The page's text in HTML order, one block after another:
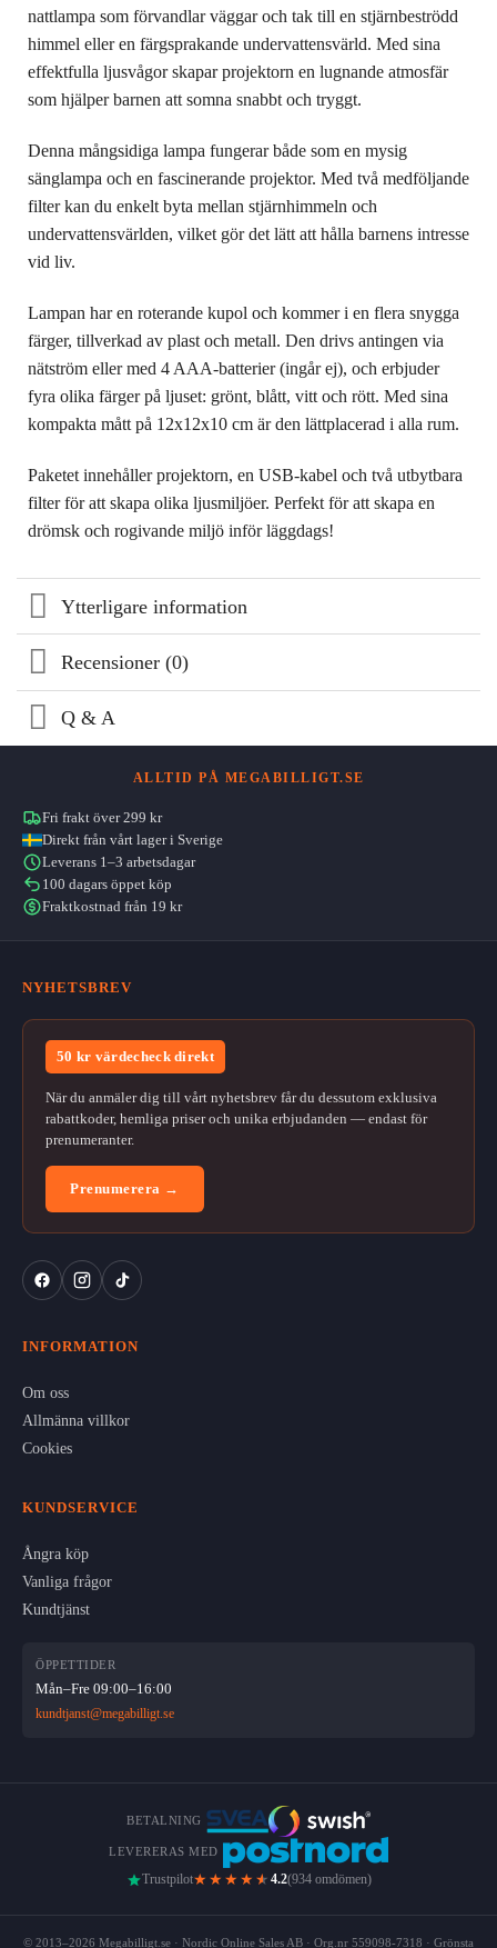
nattlampa som förvandlar väggar och tak till en stjärnbeströdd
himmel eller en färgsprakande undervattensvärld. Med sina
effektfulla ljusvågor skapar projektorn en lugnande atmosfär
som hjälper barnen att somna snabbt och tryggt.
Denna mångsidiga lampa fungerar både som en mysig
sänglampa och en fascinerande projektor. Med två medföljande
filter kan du enkelt byta mellan stjärnhimmeln och
undervattensvärlden, vilket gör det lätt att hålla barnens intresse
vid liv.
Lampan har en roterande kupol och kommer i en flera snygga
färger, tillverkad av plast och metall. Den drivs antingen via
nätström eller med 4 AAA-batterier (ingår ej), och erbjuder
fyra olika färger på ljuset: grönt, blått, vitt och rött. Med sina
kompakta mått på 12x12x10 cm är den lättplacerad i alla rum.
Paketet innehåller projektorn, en USB-kabel och två utbytbara
filter för att skapa olika ljusmiljöer. Perfekt för att skapa en
drömsk och rogivande miljö inför läggdags!
Ytterligare information
Recensioner (0)
Q & A
ALLTID PÅ MEGABILLIGT.SE
Fri frakt över 299 kr
Direkt från vårt lager i Sverige
Leverans 1–3 arbetsdagar
100 dagars öppet köp
Fraktkostnad från 19 kr
NYHETSBREV
50 kr värdecheck direkt
När du anmäler dig till vårt nyhetsbrev får du dessutom exklusiva
rabattkoder, hemliga priser och unika erbjudanden — endast för
prenumeranter.
Prenumerera →
INFORMATION
Om oss
Allmänna villkor
Cookies
KUNDSERVICE
Ångra köp
Vanliga frågor
Kundtjänst
ÖPPETTIDER
Mån–Fre 09:00–16:00
kundtjanst@megabilligt.se
BETALNING
LEVERERAS MED
Trustpilot★★★★ ★ 4.2(934 omdömen)
© 2013–2026 Megabilligt.se · Nordic Online Sales AB · Org.nr 559098-7318 · Grönsta